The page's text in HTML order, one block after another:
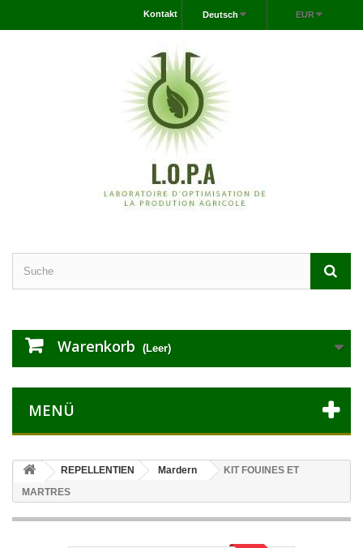
EUR
Deutsch
Kontakt
Warenkorb (Leer)
MENÜ
REPELLENTIEN Mardern
KIT FOUINES ET
MARTRES